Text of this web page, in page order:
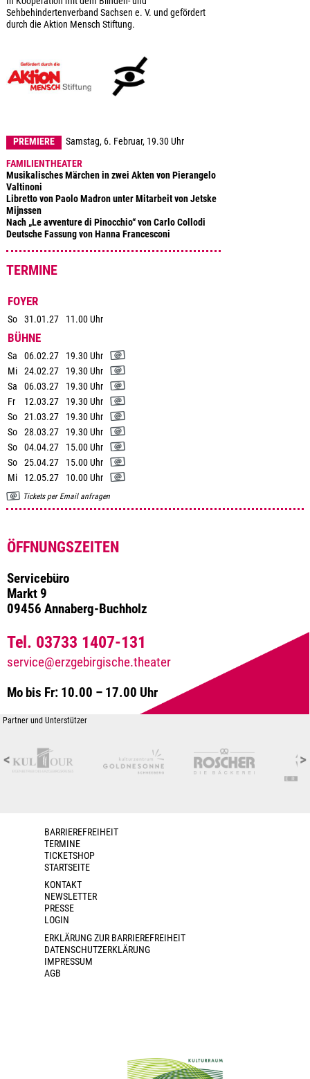
Sehbehindertenverband Sachsen e. V. und gefördert
durch die Aktion Mensch Stiftung.
PREMIERE
Samstag, 6. Februar, 19.30 Uhr
FAMILIENTHEATER
Musikalisches Märchen in zwei Akten von Pierangelo
Valtinoni
Libretto von Paolo Madron unter Mitarbeit von Jetske
Mijnssen
Nach „Le avventure di Pinocchio“ von Carlo Collodi
Deutsche Fassung von Hanna Francesconi
TERMINE
FOYER
So 31.01.27 11.00 Uhr
BÜHNE
Sa 06.02.27
19.30 Uhr
Mi 24.02.27
19.30 Uhr
Sa
06.03.27
19.30 Uhr
Fr
12.03.27
19.30 Uhr
So 21.03.27
19.30 Uhr
So 28.03.27
19.30 Uhr
So 04.04.27
15.00 Uhr
So 25.04.27
15.00 Uhr
Mi
12.05.27 10.00 Uhr
Tickets per Email anfragen
ÖFFNUNGSZEITEN
Servicebüro
Markt 9
09456 Annaberg-Buchholz
Tel. 03733 1407-131
service@erzgebirgische.theater
Mo bis Fr: 10.00 – 17.00 Uhr
Partner und Unterstützer
< >
BARRIEREFREIHEIT
TERMINE
TICKETSHOP
STARTSEITE
KONTAKT
NEWSLETTER
PRESSE
LOGIN
ERKLÄRUNG ZUR BARRIEREFREIHEIT
DATENSCHUTZERKLÄRUNG
IMPRESSUM
AGB